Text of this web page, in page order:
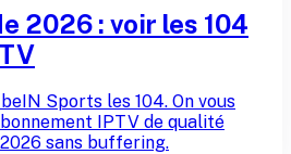
2026 : voir les 104
Sports les 104. On vous
IPTV de qualité
sans buffering.